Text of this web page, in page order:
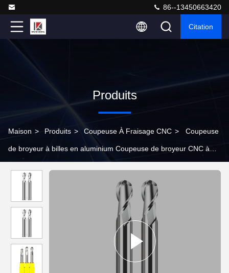
86--13450663420
Citation
Produits
Maison > Produits > Coupeuse À Fraisage CNC > Coupeuse
de broyeur à billes en aluminium Coupeuse de broyeur CNC à